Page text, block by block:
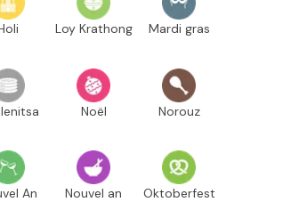
Loy Krathong Mardi gras
Noël Norouz
An
Nouvel an
Oktoberfest